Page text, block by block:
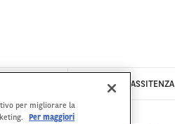
SERVIZI E ASSITENZA
per migliorare la
Per maggiori